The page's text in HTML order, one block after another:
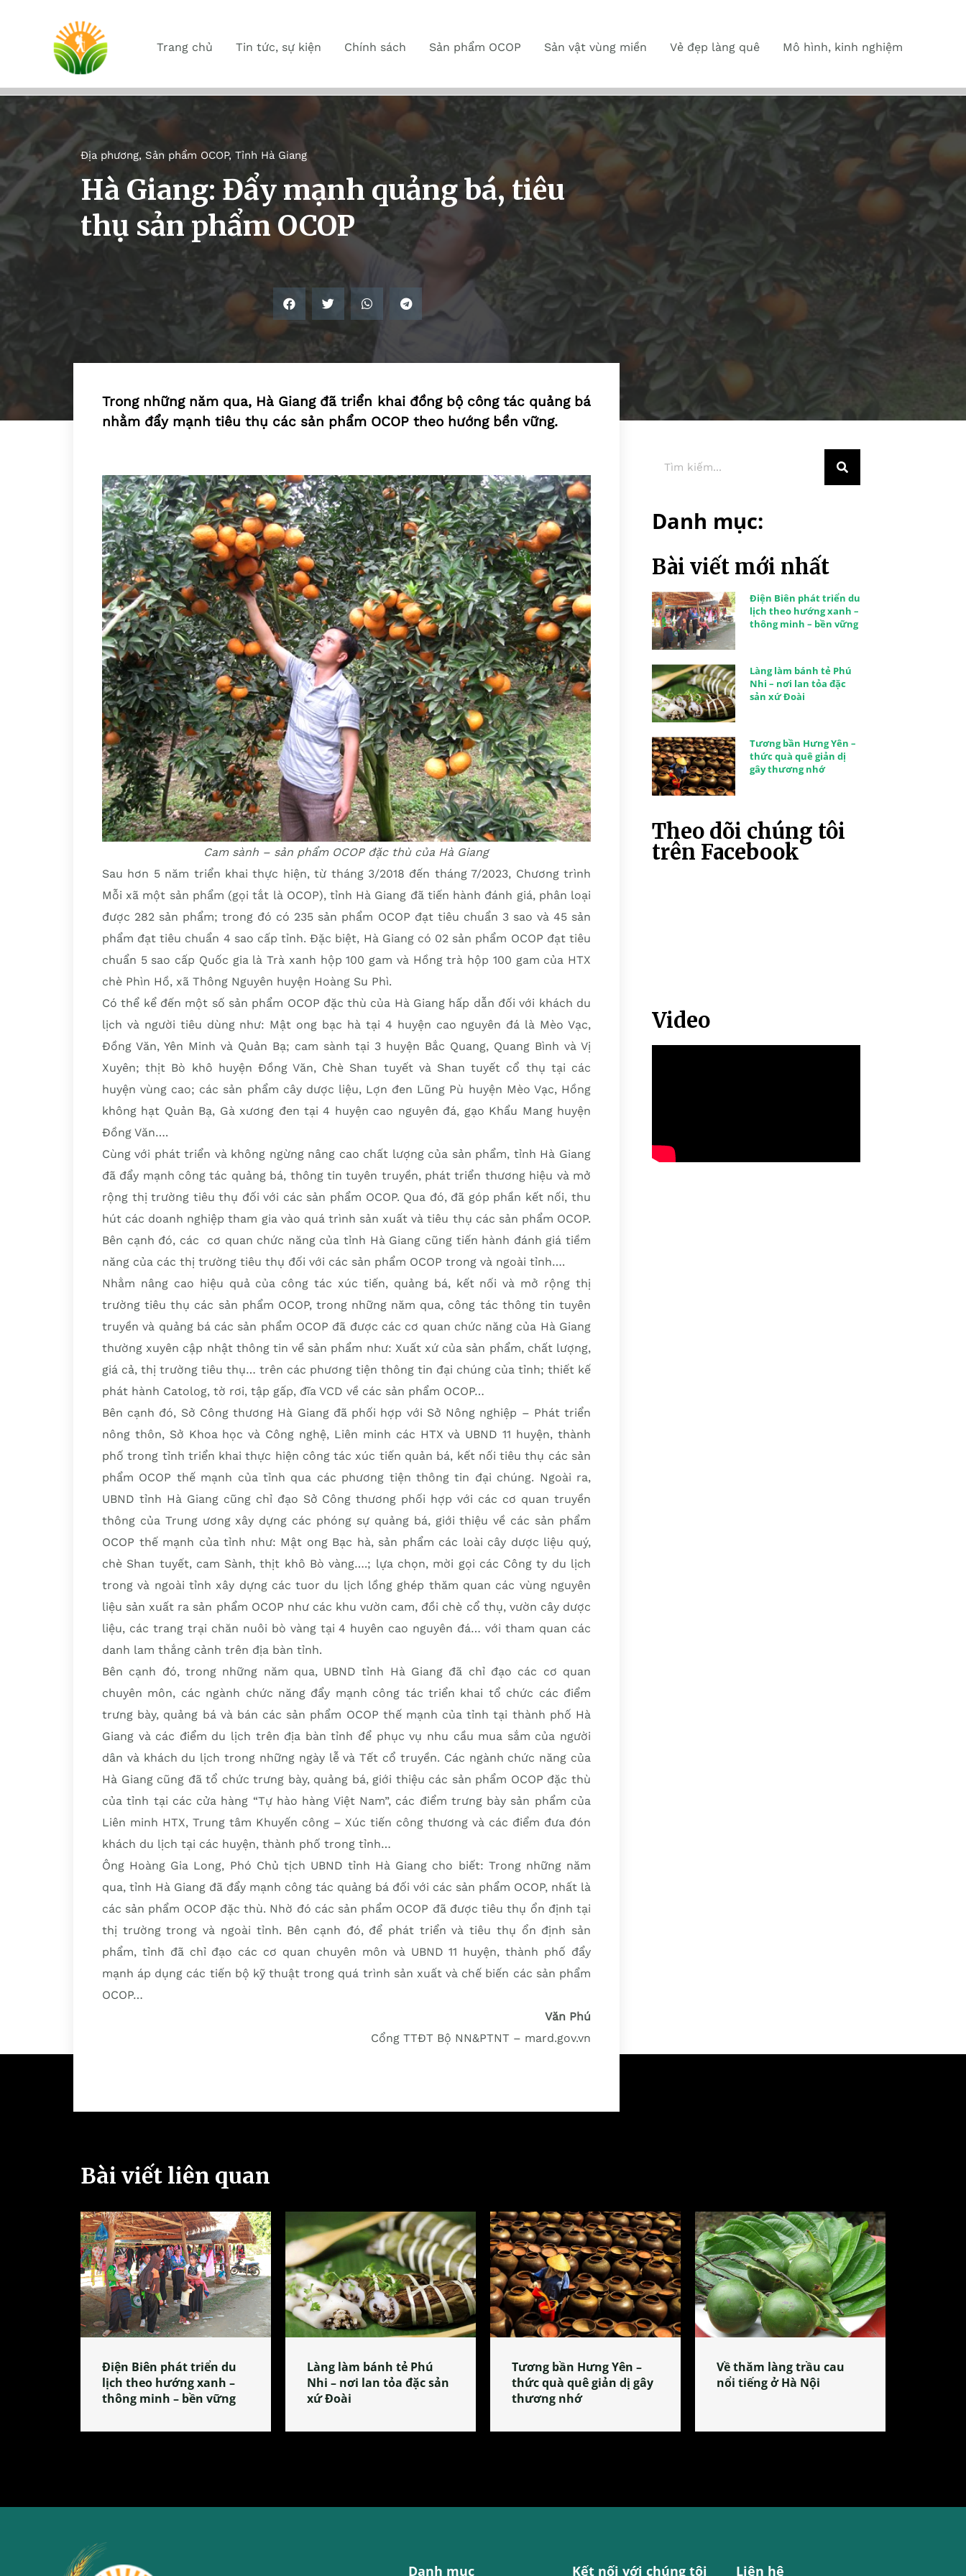
Trang chủ Tin tức, sự kiện Chính sách Sản phẩm OCOP Sản vật vùng miền Vẻ đẹp làng quê Mô hình, kinh nghiệm
Địa phương, Sản phẩm OCOP, Tỉnh Hà Giang
Hà Giang: Đẩy mạnh quảng bá, tiêu
thụ sản phẩm OCOP
Trong những năm qua, Hà Giang đã triển khai đồng bộ công tác quảng bá
nhằm đẩy mạnh tiêu thụ các sản phẩm OCOP theo hướng bền vững.
Cam sành – sản phẩm OCOP đặc thù của Hà Giang
Sau hơn 5 năm triển khai thực hiện, từ tháng 3/2018 đến tháng 7/2023, Chương trình
Mỗi xã một sản phẩm (gọi tắt là OCOP), tỉnh Hà Giang đã tiến hành đánh giá, phân loại
được 282 sản phẩm; trong đó có 235 sản phẩm OCOP đạt tiêu chuẩn 3 sao và 45 sản
phẩm đạt tiêu chuẩn 4 sao cấp tỉnh. Đặc biệt, Hà Giang có 02 sản phẩm OCOP đạt tiêu
chuẩn 5 sao cấp Quốc gia là Trà xanh hộp 100 gam và Hồng trà hộp 100 gam của HTX
chè Phìn Hồ, xã Thông Nguyên huyện Hoàng Su Phì.
Có thể kể đến một số sản phẩm OCOP đặc thù của Hà Giang hấp dẫn đối với khách du
lịch và người tiêu dùng như: Mật ong bạc hà tại 4 huyện cao nguyên đá là Mèo Vạc,
Đồng Văn, Yên Minh và Quản Bạ; cam sành tại 3 huyện Bắc Quang, Quang Bình và Vị
Xuyên; thịt Bò khô huyện Đồng Văn, Chè Shan tuyết và Shan tuyết cổ thụ tại các
huyện vùng cao; các sản phẩm cây dược liệu, Lợn đen Lũng Pù huyện Mèo Vạc, Hồng
không hạt Quản Bạ, Gà xương đen tại 4 huyện cao nguyên đá, gạo Khẩu Mang huyện
Đồng Văn….
Cùng với phát triển và không ngừng nâng cao chất lượng của sản phẩm, tỉnh Hà Giang
đã đẩy mạnh công tác quảng bá, thông tin tuyên truyền, phát triển thương hiệu và mở
rộng thị trường tiêu thụ đối với các sản phẩm OCOP. Qua đó, đã góp phần kết nối, thu
hút các doanh nghiệp tham gia vào quá trình sản xuất và tiêu thụ các sản phẩm OCOP.
Bên cạnh đó, các cơ quan chức năng của tỉnh Hà Giang cũng tiến hành đánh giá tiềm
năng của các thị trường tiêu thụ đối với các sản phẩm OCOP trong và ngoài tỉnh….
Nhằm nâng cao hiệu quả của công tác xúc tiến, quảng bá, kết nối và mở rộng thị
trường tiêu thụ các sản phẩm OCOP, trong những năm qua, công tác thông tin tuyên
truyền và quảng bá các sản phẩm OCOP đã được các cơ quan chức năng của Hà Giang
thường xuyên cập nhật thông tin về sản phẩm như: Xuất xứ của sản phẩm, chất lượng,
giá cả, thị trường tiêu thụ… trên các phương tiện thông tin đại chúng của tỉnh; thiết kế
phát hành Catolog, tờ rơi, tập gấp, đĩa VCD về các sản phẩm OCOP…
Bên cạnh đó, Sở Công thương Hà Giang đã phối hợp với Sở Nông nghiệp – Phát triển
nông thôn, Sở Khoa học và Công nghệ, Liên minh các HTX và UBND 11 huyện, thành
phố trong tỉnh triển khai thực hiện công tác xúc tiến quản bá, kết nối tiêu thụ các sản
phẩm OCOP thế mạnh của tỉnh qua các phương tiện thông tin đại chúng. Ngoài ra,
UBND tỉnh Hà Giang cũng chỉ đạo Sở Công thương phối hợp với các cơ quan truyền
thông của Trung ương xây dựng các phóng sự quảng bá, giới thiệu về các sản phẩm
OCOP thế mạnh của tỉnh như: Mật ong Bạc hà, sản phẩm các loài cây dược liệu quý,
chè Shan tuyết, cam Sành, thịt khô Bò vàng….; lựa chọn, mời gọi các Công ty du lịch
trong và ngoài tỉnh xây dựng các tuor du lịch lồng ghép thăm quan các vùng nguyên
liệu sản xuất ra sản phẩm OCOP như các khu vườn cam, đồi chè cổ thụ, vườn cây dược
liệu, các trang trại chăn nuôi bò vàng tại 4 huyên cao nguyên đá… với tham quan các
danh lam thắng cảnh trên địa bàn tỉnh.
Bên cạnh đó, trong những năm qua, UBND tỉnh Hà Giang đã chỉ đạo các cơ quan
chuyên môn, các ngành chức năng đẩy mạnh công tác triển khai tổ chức các điểm
trưng bày, quảng bá và bán các sản phẩm OCOP thế mạnh của tỉnh tại thành phố Hà
Giang và các điểm du lịch trên địa bàn tỉnh để phục vụ nhu cầu mua sắm của người
dân và khách du lịch trong những ngày lễ và Tết cổ truyền. Các ngành chức năng của
Hà Giang cũng đã tổ chức trưng bày, quảng bá, giới thiệu các sản phẩm OCOP đặc thù
của tỉnh tại các cửa hàng “Tự hào hàng Việt Nam”, các điểm trưng bày sản phẩm của
Liên minh HTX, Trung tâm Khuyến công – Xúc tiến công thương và các điểm đưa đón
khách du lịch tại các huyện, thành phố trong tỉnh…
Ông Hoàng Gia Long, Phó Chủ tịch UBND tỉnh Hà Giang cho biết: Trong những năm
qua, tỉnh Hà Giang đã đẩy mạnh công tác quảng bá đối với các sản phẩm OCOP, nhất là
các sản phẩm OCOP đặc thù. Nhờ đó các sản phẩm OCOP đã được tiêu thụ ổn định tại
thị trường trong và ngoài tỉnh. Bên cạnh đó, để phát triển và tiêu thụ ổn định sản
phẩm, tỉnh đã chỉ đạo các cơ quan chuyên môn và UBND 11 huyện, thành phố đẩy
mạnh áp dụng các tiến bộ kỹ thuật trong quá trình sản xuất và chế biến các sản phẩm
OCOP…
Văn Phú
Cổng TTĐT Bộ NN&PTNT – mard.gov.vn
Danh mục:
Bài viết mới nhất
Điện Biên phát triển du
lịch theo hướng xanh –
thông minh – bền vững
Làng làm bánh tẻ Phú
Nhi – nơi lan tỏa đặc
sản xứ Đoài
Tương bần Hưng Yên –
thức quà quê giản dị
gây thương nhớ
Theo dõi chúng tôi
trên Facebook
Video
Bài viết liên quan
Điện Biên phát triển du
lịch theo hướng xanh –
thông minh – bền vững
Làng làm bánh tẻ Phú
Nhi – nơi lan tỏa đặc sản
xứ Đoài
Tương bần Hưng Yên –
thức quà quê giản dị gây
thương nhớ
Về thăm làng trầu cau
nổi tiếng ở Hà Nội
Danh mục Kết nối với chúng tôi Liên hệ